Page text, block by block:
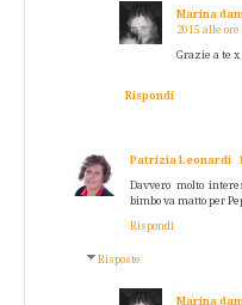
Marina
2015 alle ore
Grazie a te
Rispondi
Patrizia Leonardi
Davvero molto
bimbo va matto per
Rispondi
Risposte
Marina